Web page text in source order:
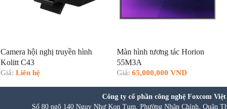
Camera hội nghị truyền hình
Kolitt C43
Giá: Liên hệ
Màn hình tương tác Horion
55M3A
Giá: 65,000,000 VND
Công ty cổ phần công nghệ Foxcom
Số 80 ngõ 140 Ngụy Như Kon Tum, Phường Nhân Chính, Quận